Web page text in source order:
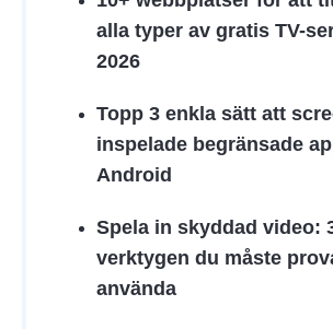
alla typer av gratis TV-
2026
Topp 3 enkla sätt att
inspelade begränsade
Android
Spela in skyddad video:
verktygen du måste
använda